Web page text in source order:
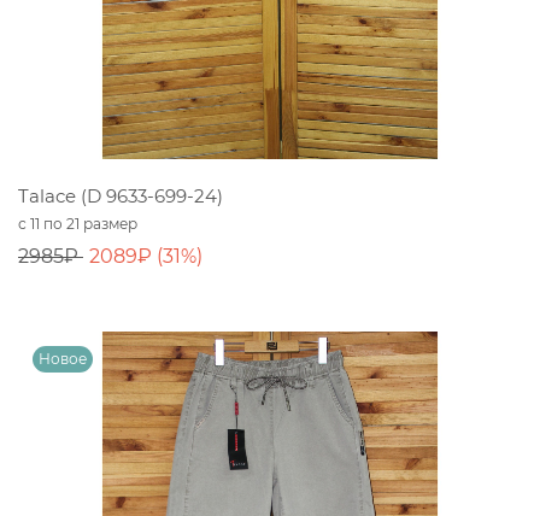
Talace (D 9633-699-24)
с 11 по 21 размер
2985₽ 2089₽ (31%)